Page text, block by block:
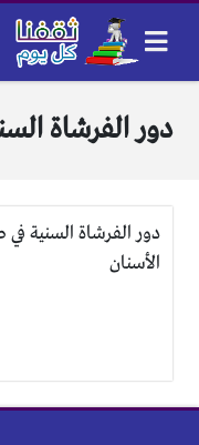
دور الفرشاة
دور الفرشاة السنية
الأسنان